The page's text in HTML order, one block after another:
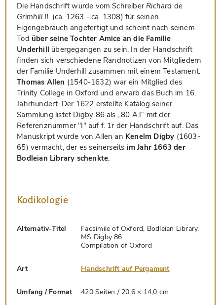
Die Handschrift wurde vom Schreiber Richard de
Grimhill II. (ca. 1263 - ca. 1308) für seinen
Eigengebrauch angefertigt und scheint nach seinem
Tod über seine Tochter Amice an die Familie
Underhill übergegangen zu sein. In der Handschrift
finden sich verschiedene Randnotizen von Mitgliedern
der Familie Underhill zusammen mit einem Testament.
Thomas Allen (1540-1632) war ein Mitglied des
Trinity College in Oxford und erwarb das Buch im 16.
Jahrhundert. Der 1622 erstellte Katalog seiner
Sammlung listet Digby 86 als „80 A.I“ mit der
Referenznummer "I" auf f. 1r der Handschrift auf. Das
Manuskript wurde von Allen an Kenelm Digby (1603-
65) vermacht, der es seinerseits im Jahr 1663 der
Bodleian Library schenkte.
Kodikologie
Alternativ-Titel
Facsimile of Oxford, Bodleian Library,
MS Digby 86
Compilation of Oxford
Art Handschrift auf Pergament
Umfang / Format 420 Seiten / 20,6 × 14,0 cm